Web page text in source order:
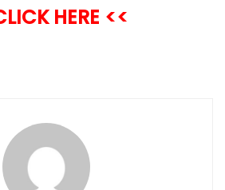
HERE <<